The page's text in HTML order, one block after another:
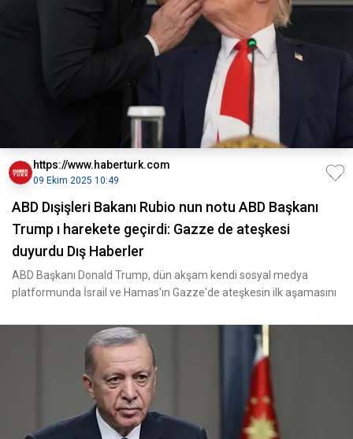
https://www.haberturk.com
09 Ekim 2025 10:49
ABD Dışişleri Bakanı Rubio nun notu ABD Başkanı
Trump ı harekete geçirdi: Gazze de ateşkesi
duyurdu Dış Haberler
ABD Başkanı Donald Trump, dün akşam kendi sosyal medya
platformunda İsrail ve Hamas'ın Gazze'de ateşkesin ilk aşamasını